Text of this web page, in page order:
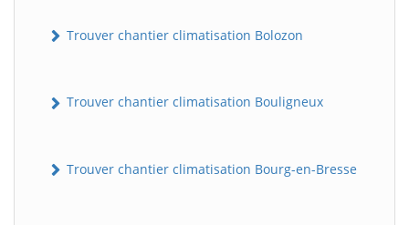
Trouver chantier climatisation Bolozon
Trouver chantier climatisation Bouligneux
Trouver chantier climatisation Bourg-en-Bresse